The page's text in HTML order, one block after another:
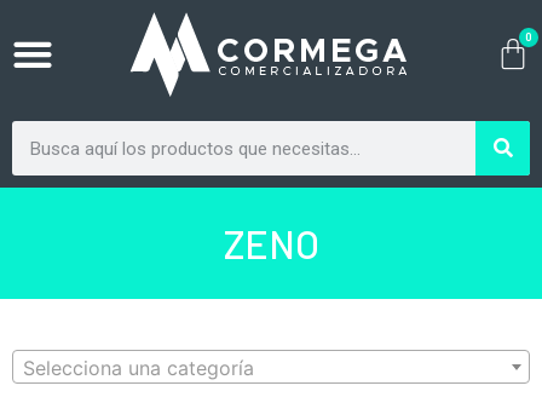
0
ZENO
Selecciona una categoría